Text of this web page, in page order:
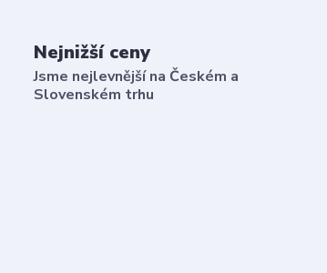
Nejnižší ceny
Jsme nejlevnější na Českém a
Slovenském trhu